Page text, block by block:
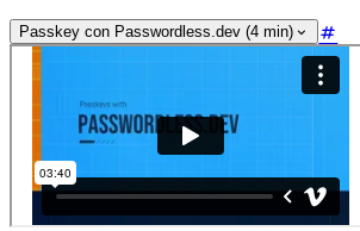
Passkey con Passwordless.dev (4 min)